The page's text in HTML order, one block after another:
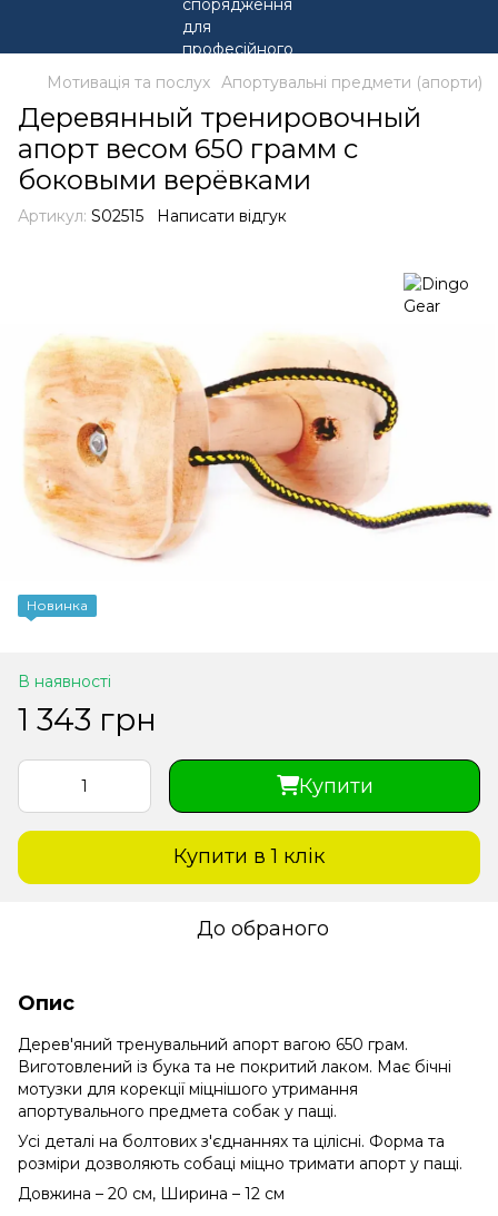
Мотивація та послух Апортувальні предмети (апорти)
Деревянный тренировочный
апорт весом 650 грамм с
боковыми верёвками
Артикул: S02515 Написати відгук
Новинка
В наявності
1 343 грн
Купити
Купити в 1 клiк
До обраного
Опис
Дерев'яний тренувальний апорт вагою 650 грам.
Виготовлений із бука та не покритий лаком. Має бічні
мотузки для корекції міцнішого утримання
апортувального предмета собак у пащі.
Усі деталі на болтових з'єднаннях та цілісні. Форма та
розміри дозволяють собаці міцно тримати апорт у пащі.
Довжина – 20 см, Ширина – 12 см